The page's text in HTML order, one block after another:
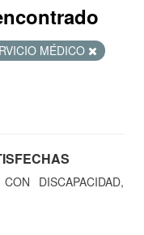
MÉDICO
DISCAPACIDAD,